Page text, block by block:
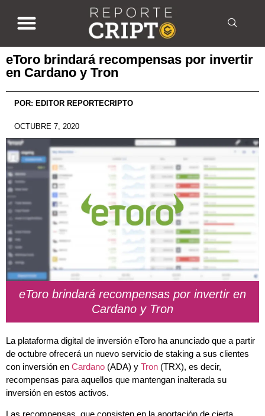
eToro brindará recompensas por invertir
en Cardano y Tron
POR: EDITOR REPORTECRIPTO
OCTUBRE 7, 2020
eToro brindará recompensas por invertir en
Cardano y Tron
La plataforma digital de inversión eToro ha anunciado que a partir
de octubre ofrecerá un nuevo servicio de staking a sus clientes
con inversión en Cardano (ADA) y Tron (TRX), es decir,
recompensas para aquellos que mantengan inalterada su
inversión en estos activos.
Las recompensas, que consisten en la aportación de cierta